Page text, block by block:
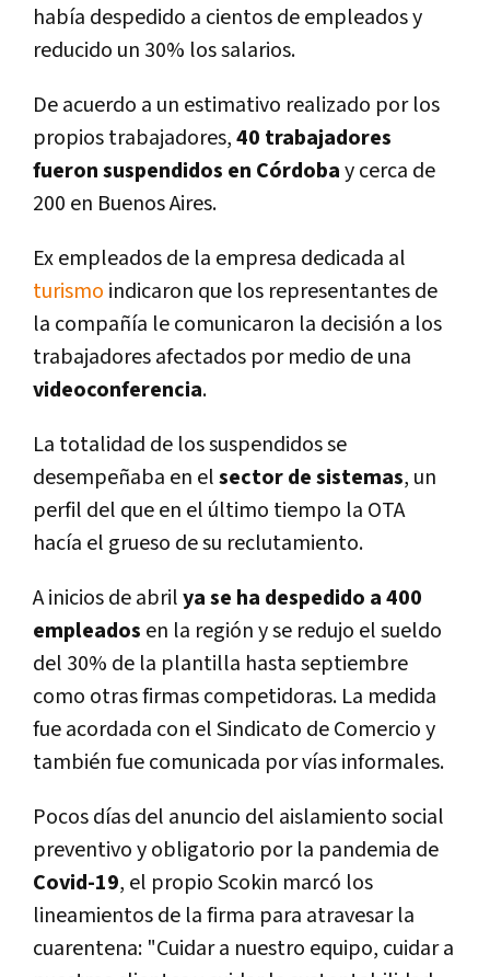
había despedido a cientos de empleados y
reducido un 30% los salarios.
De acuerdo a un estimativo realizado por los
propios trabajadores,40 trabajadores
fueron suspendidos en Córdobay cerca de
200 en Buenos Aires.
Ex empleados de la empresa dedicada al
turismo indicaron que los representantes de
la compañía le comunicaron la decisión a los
trabajadores afectados por medio de una
videoconferencia.
La totalidad de los suspendidos se
desempeñaba en elsector de sistemas, un
perfil del que en el último tiempo la OTA
hacía el grueso de su reclutamiento.
A inicios de abrilya se ha despedido a 400
empleados en la región y se redujo el sueldo
del 30% de la plantilla hasta septiembre
como otras firmas competidoras. La medida
fue acordada con el Sindicato de Comercio y
también fue comunicada por vías informales.
Pocos días del anuncio del aislamiento social
preventivo y obligatorio por la pandemia de
Covid-19, el propio Scokin marcó los
lineamientos de la firma para atravesar la
cuarentena: "Cuidar a nuestro equipo, cuidar a